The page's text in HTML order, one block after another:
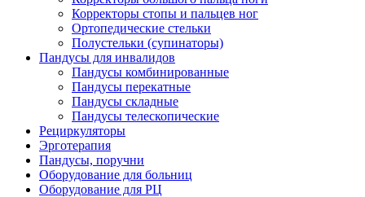
Корректоры стопы и пальцев ног
Ортопедические стельки
Полустельки (супинаторы)
Пандусы для инвалидов
Пандусы комбинированные
Пандусы перекатные
Пандусы складные
Пандусы телескопические
Рециркуляторы
Эрготерапия
Пандусы, поручни
Оборудование для больниц
Оборудование для РЦ